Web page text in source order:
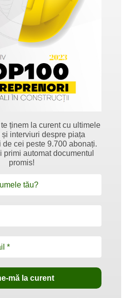
ținem la curent cu ultimele
interviuri despre piața
de cei peste 9.700 abonați.
primi automat documentul
promis!